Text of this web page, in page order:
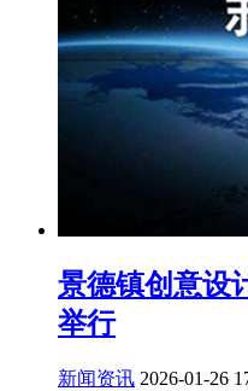
景德镇创意设
举行
新闻资讯 2026-01-26